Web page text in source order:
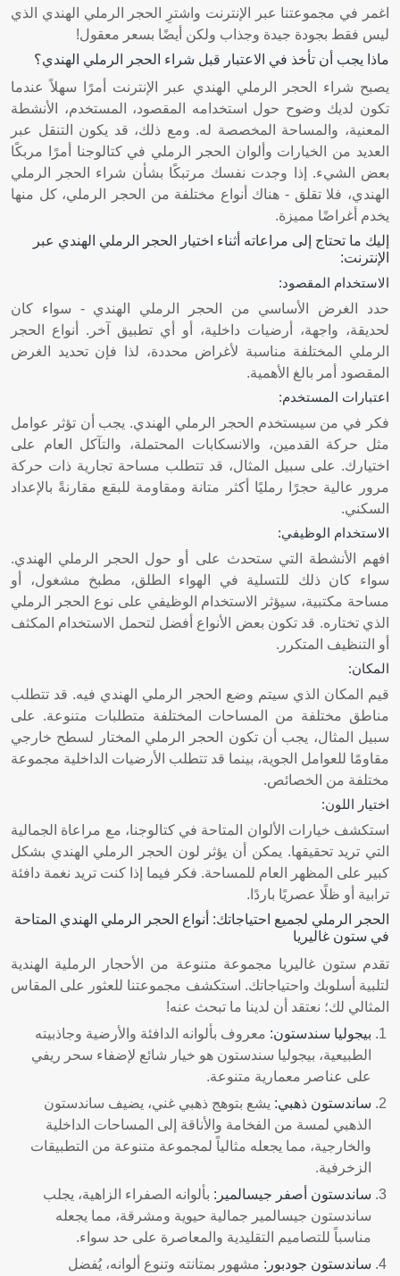
اغمر في مجموعتنا عبر الإنترنت واشترِ الحجر الرملي الهندي الذي
ليس فقط بجودة جيدة وجذاب ولكن أيضًا بسعر معقول!
ماذا يجب أن تأخذ في الاعتبار قبل شراء الحجر الرملي الهندي؟
يصبح شراء الحجر الرملي الهندي عبر الإنترنت أمرًا سهلاً عندما
تكون لديك وضوح حول استخدامه المقصود، المستخدم، الأنشطة
المعنية، والمساحة المخصصة له. ومع ذلك، قد يكون التنقل عبر
العديد من الخيارات وألوان الحجر الرملي في كتالوجنا أمرًا مربكًا
بعض الشيء. إذا وجدت نفسك مرتبكًا بشأن شراء الحجر الرملي
الهندي، فلا تقلق - هناك أنواع مختلفة من الحجر الرملي، كل منها
يخدم أغراضًا مميزة.
إليك ما تحتاج إلى مراعاته أثناء اختيار الحجر الرملي الهندي عبر
الإنترنت:
الاستخدام المقصود:
حدد الغرض الأساسي من الحجر الرملي الهندي - سواء كان
لحديقة، واجهة، أرضيات داخلية، أو أي تطبيق آخر. أنواع الحجر
الرملي المختلفة مناسبة لأغراض محددة، لذا فإن تحديد الغرض
المقصود أمر بالغ الأهمية.
اعتبارات المستخدم:
فكر في من سيستخدم الحجر الرملي الهندي. يجب أن تؤثر عوامل
مثل حركة القدمين، والانسكابات المحتملة، والتآكل العام على
اختيارك. على سبيل المثال، قد تتطلب مساحة تجارية ذات حركة
مرور عالية حجرًا رمليًا أكثر متانة ومقاومة للبقع مقارنةً بالإعداد
السكني.
الاستخدام الوظيفي:
افهم الأنشطة التي ستحدث على أو حول الحجر الرملي الهندي.
سواء كان ذلك للتسلية في الهواء الطلق، مطبخ مشغول، أو
مساحة مكتبية، سيؤثر الاستخدام الوظيفي على نوع الحجر الرملي
الذي تختاره. قد تكون بعض الأنواع أفضل لتحمل الاستخدام المكثف
أو التنظيف المتكرر.
المكان:
قيم المكان الذي سيتم وضع الحجر الرملي الهندي فيه. قد تتطلب
مناطق مختلفة من المساحات المختلفة متطلبات متنوعة. على
سبيل المثال، يجب أن تكون الحجر الرملي المختار لسطح خارجي
مقاومًا للعوامل الجوية، بينما قد تتطلب الأرضيات الداخلية مجموعة
مختلفة من الخصائص.
اختيار اللون:
استكشف خيارات الألوان المتاحة في كتالوجنا، مع مراعاة الجمالية
التي تريد تحقيقها. يمكن أن يؤثر لون الحجر الرملي الهندي بشكل
كبير على المظهر العام للمساحة. فكر فيما إذا كنت تريد نغمة دافئة
ترابية أو ظلًا عصريًا باردًا.
الحجر الرملي لجميع احتياجاتك: أنواع الحجر الرملي الهندي المتاحة
في ستون غاليريا
تقدم ستون غاليريا مجموعة متنوعة من الأحجار الرملية الهندية
لتلبية أسلوبك واحتياجاتك. استكشف مجموعتنا للعثور على المقاس
المثالي لك؛ نعتقد أن لدينا ما تبحث عنه!
بيجوليا سندستون: معروف بألوانه الدافئة والأرضية وجاذبيته
الطبيعية، بيجوليا سندستون هو خيار شائع لإضفاء سحر ريفي
على عناصر معمارية متنوعة.
ساندستون ذهبي: يشع بتوهج ذهبي غني، يضيف ساندستون
الذهبي لمسة من الفخامة والأناقة إلى المساحات الداخلية
والخارجية، مما يجعله مثالياً لمجموعة متنوعة من التطبيقات
الزخرفية.
ساندستون أصفر جيسالمير : بألوانه الصفراء الزاهية، يجلب
ساندستون جيسالمير جمالية حيوية ومشرقة، مما يجعله
مناسباً للتصاميم التقليدية والمعاصرة على حد سواء.
ساندستون جودبور : مشهور بمتانته وتنوع ألوانه، يُفضل